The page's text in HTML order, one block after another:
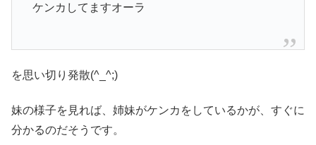
ケンカしてますオーラ
を思い切り発散(^_^;)
妹の様子を見れば、姉妹がケンカをしているかが、すぐに
分かるのだそうです。